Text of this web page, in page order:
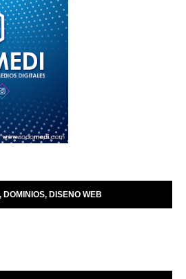
DOMINIOS, DISENO WEB